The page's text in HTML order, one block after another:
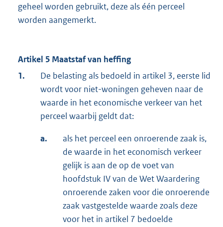
geheel worden gebruikt, deze als één perceel
worden aangemerkt.
Artikel 5 Maatstaf van heffing
1.
De belasting als bedoeld in artikel 3, eerste lid
wordt voor niet-woningen geheven naar de
waarde in het economische verkeer van het
perceel waarbij geldt dat:
a.
als het perceel een onroerende zaak is,
de waarde in het economisch verkeer
gelijk is aan de op de voet van
hoofdstuk IV van de Wet Waardering
onroerende zaken voor die onroerende
zaak vastgestelde waarde zoals deze
voor het in artikel 7 bedoelde